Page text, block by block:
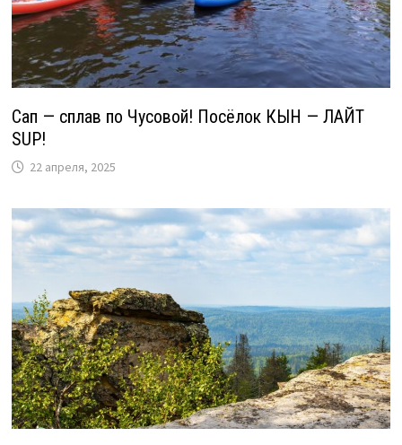
Сап — сплав по Чусовой! Посёлок КЫН — ЛАЙТ
SUP!
22 апреля, 2025